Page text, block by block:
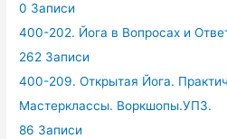
0 Записи
400-202. Йога в Вопросах и
262 Записи
400-209. Открытая Йога.
Мастерклассы. Воркшопы.УПЗ.
86 Записи